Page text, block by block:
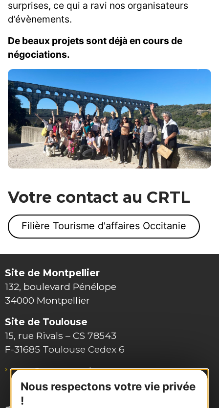
Nous respectons votre vie privée
!
surprises, ce qui a ravi nos organisateurs
d’évènements.
De beaux projets sont déjà en cours de
négociations.
Votre contact au CRTL
Filière Tourisme d'affaires Occitanie
Site de Montpellier
132, boulevard Pénélope
34000 Montpellier
Site de Toulouse
15, rue Rivals – CS 78543
F-31685 Toulouse Cedex 6
pro@agence-adocc.com